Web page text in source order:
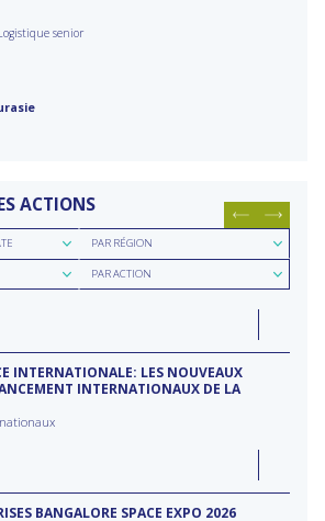
senior
ACTIONS
Rechercher
par
région
PAR RÉGION
Rechercher
parPAR ACTION
INTERNATIONALE: LES NOUVEAUX
INTERNATIONAUX DE LA
BANGALORE SPACE EXPO 2026